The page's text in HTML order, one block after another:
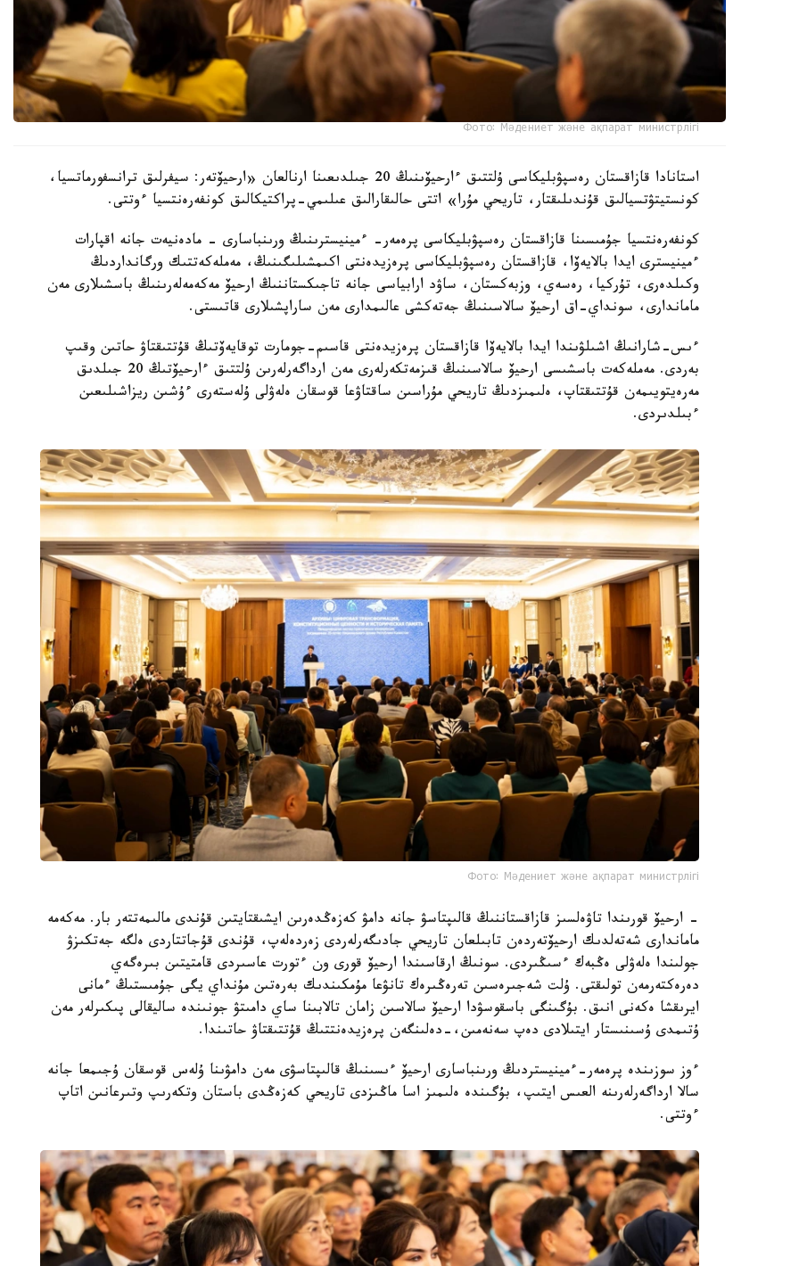
Фото: Мәдениет және ақпарат министрлігі
استانادا قازاقستان رەسپۋبليكاسى ۇلتتىق ءارحيۆىنىڭ 20 جىلدىعىنا ارنالعان «ارحيۆتەر: سيفرلىق ترانسفورماتسيا،
كونستيتۋتسيالىق قۇندىلىقتار، تاريحي مۇرا» اتتى حالىقارالىق عىلىمي-پراكتيكالىق كونفەرەنتسيا ءوتتى.
كونفەرەنتسيا جۇمىسىنا قازاقستان رەسپۋبليكاسى پرەمەر- ءمينيسترىنىڭ ورىنباسارى - مادەنيەت جانە اقپارات
ءمينيسترى ايدا بالايەۆا، قازاقستان رەسپۋبليكاسى پرەزيدەنتى اكىمشىلىگىنىڭ، مەملەكەتتىك ورگانداردىڭ
وكىلدەرى، تۇركيا، رەسەي، وزبەكستان، ساۋد ارابياسى جانە تاجىكستاننىڭ ارحيۆ مەكەمەلەرىنىڭ باسشىلارى مەن
ماماندارى، سونداي-اق ارحيۆ سالاسىنىڭ جەتەكشى عالىمدارى مەن ساراپشىلارى قاتىستى.
ءىس-شارانىڭ اشىلۋىندا ايدا بالايەۆا قازاقستان پرەزيدەنتى قاسىم-جومارت توقايەۆتىڭ قۇتتىقتاۋ حاتىن وقىپ
بەردى. مەملەكەت باسشىسى ارحيۆ سالاسىنىڭ قىزمەتكەرلەرى مەن ارداگەرلەرىن ۇلتتىق ءارحيۆتىڭ 20 جىلدىق
مەرەيتويىمەن قۇتتىقتاپ، ەلىمىزدىڭ تاريحي مۇراسىن ساقتاۋعا قوسقان ەلەۋلى ۇلەستەرى ءۇشىن ريزاشىلىعىن
ءبىلدىردى.
Фото: Мәдениет және ақпарат министрлігі
- ارحيۆ قورىندا تاۋەلسىز قازاقستاننىڭ قالىپتاسۋ جانە دامۋ كەزەڭدەرىن ايشىقتايتىن قۇندى مالىمەتتەر بار. مەكەمە
ماماندارى شەتەلدىك ارحيۆتەردەن تابىلعان تاريحي جادىگەرلەردى زەردەلەپ، قۇندى قۇجاتتاردى ەلگە جەتكىزۋ
جولىندا ەلەۋلى ەڭبەك ءسىڭىردى. سونىڭ ارقاسىندا ارحيۆ قورى ون ءتورت عاسىردى قامتيتىن بىرەگەي
دەرەكتەرمەن تولىقتى. ۇلت شەجىرەسىن تەرەڭىرەك تانۋعا مۇمكىندىك بەرەتىن مۇنداي يگى جۇمىستىڭ ءمانى
ايرىقشا ەكەنى انىق. بۇگىنگى باسقوسۋدا ارحيۆ سالاسىن زامان تالابىنا ساي دامىتۋ جونىندە ساليقالى پىكىرلەر مەن
ۇتىمدى ۇسىنىستار ايتىلادى دەپ سەنەمىن،-دەلىنگەن پرەزيدەنتتىڭ قۇتتىقتاۋ حاتىندا.
ءوز سوزىندە پرەمەر-ءمينيستردىڭ ورىنباسارى ارحيۆ ءىسىنىڭ قالىپتاسۋى مەن دامۋىنا ۇلەس قوسقان ۇجىمعا جانە
سالا ارداگەرلەرىنە العىس ايتىپ، بۇگىندە ەلىمىز اسا ماڭىزدى تاريحي كەزەڭدى باستان وتكەرىپ وتىرعانىن اتاپ
ءوتتى.